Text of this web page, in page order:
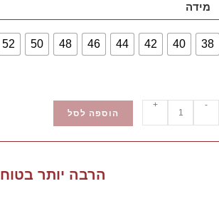
מידה
38
40
42
44
46
48
50
52
-
+
הוספה לסל
הרבה יותר בטוח